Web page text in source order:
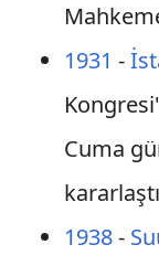
1931 -
Cuma
1938-